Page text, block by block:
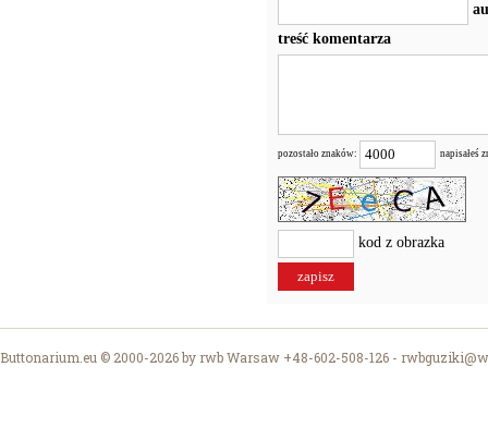
treść komentarza
pozostało znaków: napisałeś
kod z obrazka
Buttonarium.eu © 2000-2026 by rwb Warsaw +48-602-508-126 -